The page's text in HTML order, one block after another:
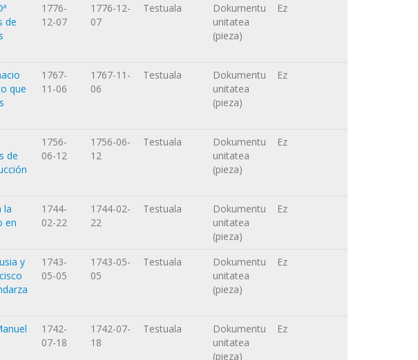
de
1776-
12-07
1776-12-
07
Testuala
Dokumentu
unitatea
(pieza)
Ez
que
1767-
11-06
1767-11-
06
Testuala
Dokumentu
unitatea
(pieza)
Ez
de
1756-
06-12
1756-06-
12
Testuala
Dokumentu
unitatea
(pieza)
Ez
la
en
1744-
02-22
1744-02-
22
Testuala
Dokumentu
unitatea
(pieza)
Ez
y
1743-
05-05
1743-05-
05
Testuala
Dokumentu
unitatea
(pieza)
Ez
1742-
07-18
1742-07-
18
Testuala
Dokumentu
unitatea
(pieza)
Ez